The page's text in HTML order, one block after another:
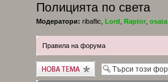
Полицията по света
Модератори: ribaflic Lord Raptor osata
Правила на форума
Публикувай нова
тема